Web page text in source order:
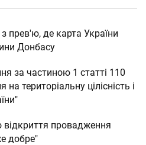
з прев'ю, де карта України
Донбасу
за частиною 1 статті 110
на територіальну цілісність і
провадження
добре"